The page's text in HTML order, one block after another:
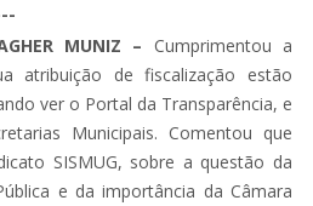
MUNIZ – Cumprimentou a
atribuição de fiscalização estão
ver o Portal da Transparência, e
Municipais. Comentou que
SISMUG, sobre a questão da
e da importância da Câmara